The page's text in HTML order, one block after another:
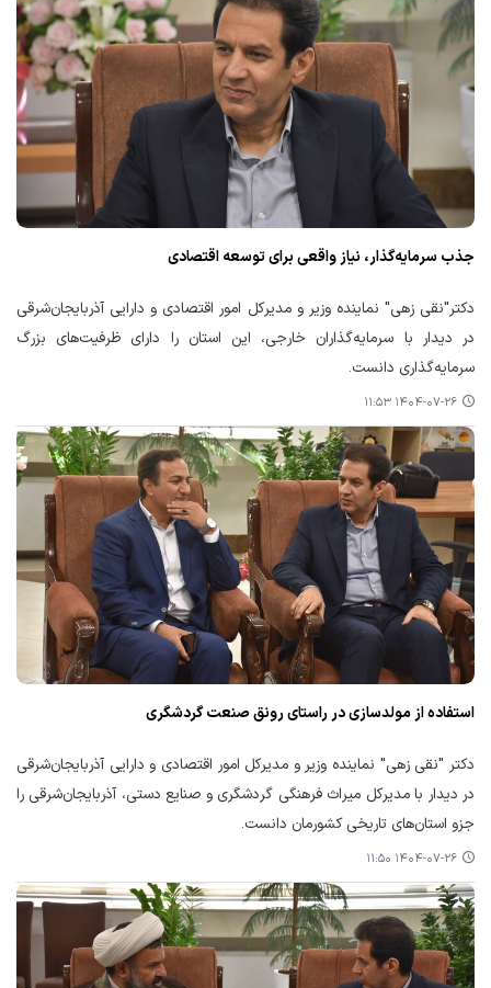
جذب سرمایه‌گذار، نیاز واقعی برای توسعه اقتصادی
دکتر"نقی زهی" نماینده وزیر و مدیرکل امور اقتصادی و دارایی آذربایجان‌شرقی
در دیدار با سرمایه‌گذاران خارجی، این استان را دارای ظرفیت‌های بزرگ
سرمایه‌گذاری دانست.
۱۴۰۴-۰۷-۲۶ ۱۱:۵۳
استفاده از مولدسازی در راستای رونق صنعت گردشگری
دکتر "نقی زهی" نماینده وزیر و مدیرکل امور اقتصادی و دارایی آذربایجان‌شرقی
در دیدار با مدیرکل میراث فرهنگی گردشگری و صنایع دستی، آذربایجان‌شرقی را
جزو استان‌های تاریخی کشورمان دانست.
۱۴۰۴-۰۷-۲۶ ۱۱:۵۰